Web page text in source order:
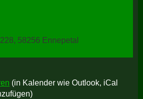
58256 Ennepetal
(in Kalender wie Outlook, iCal